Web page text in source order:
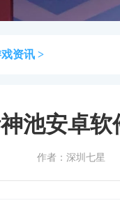
资讯 >
池安卓
作者： 深圳七星